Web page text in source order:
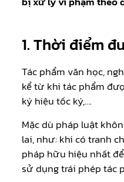
1. Thời điểm
Tác phẩm văn học,
kể từ khi tác phẩm
ký hiệu tốc ký,….
Mặc dù pháp luật
lai, như: khi có tranh
pháp hữu hiệu nhất
sử dụng trái phép tác